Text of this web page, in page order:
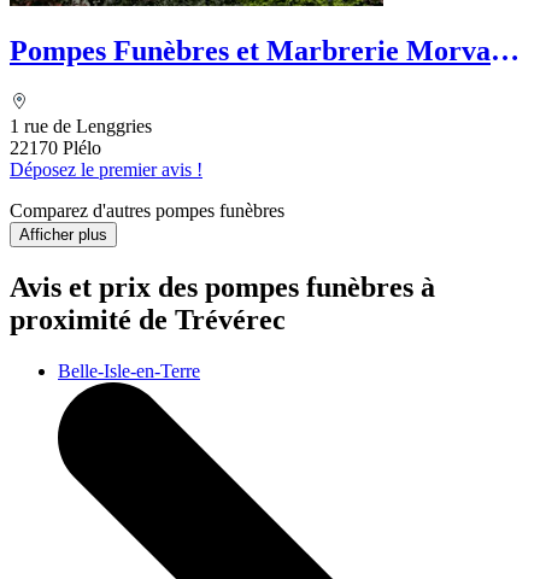
Pompes Funèbres et Marbrerie Morvan
1 rue de Lenggries
22170 Plélo
Déposez le premier avis !
Comparez d'autres pompes funèbres
Afficher plus
Avis et prix des pompes funèbres à
proximité de Trévérec
Belle-Isle-en-Terre